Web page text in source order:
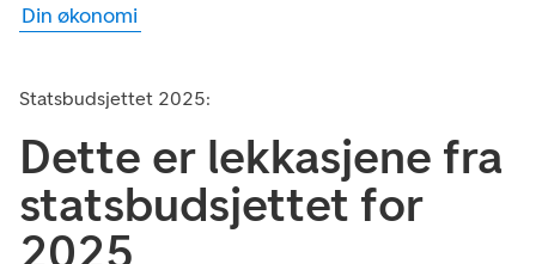
Din økonomi
Statsbudsjettet 2025:
Dette er lekkasjene fra
statsbudsjettet for
2025